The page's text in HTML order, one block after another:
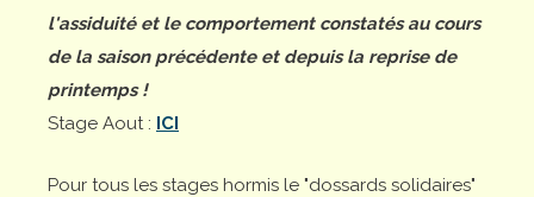
l'assiduité et le comportement constatés au cours
de la saison précédente et depuis la reprise de
printemps !
Stage Aout : ICI
Pour tous les stages hormis le "dossards solidaires"